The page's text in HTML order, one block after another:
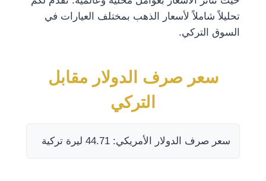
تحليلاً شاملاً لأسعار الذهب بمختلف العيارات في
السوق التركي.
سعر صرف الدولار مقابل
التركي
سعر صرف الدولار الأمريكي: 44.71 ليرة تركية